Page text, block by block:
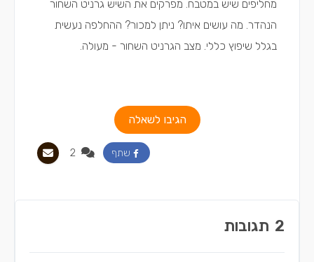
מחליפים שיש במטבח. מפרקים את השיש גרניט השחור
הנהדר. מה עושים איתו? ניתן למכור? ההחלפה נעשית
בגלל שיפוץ כללי. מצב הגרניט השחור - מעולה.
הגיבו לשאלה
שתף
2 תגובות